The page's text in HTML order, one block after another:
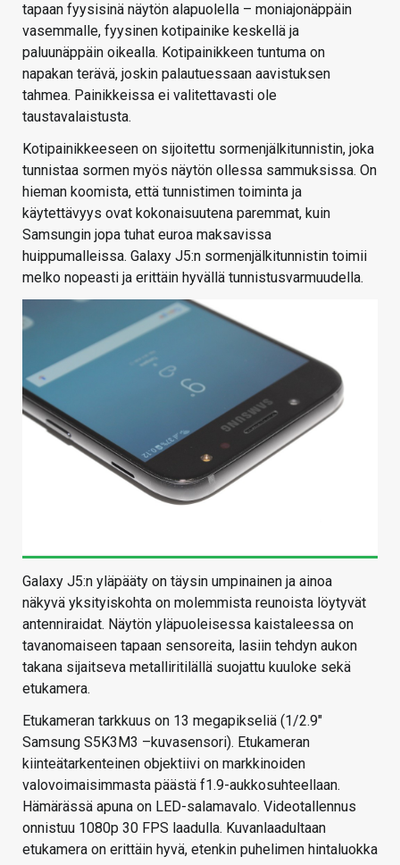
tapaan fyysisinä näytön alapuolella – moniajonäppäin
vasemmalle, fyysinen kotipainike keskellä ja
paluunäppäin oikealla. Kotipainikkeen tuntuma on
napakan terävä, joskin palautuessaan aavistuksen
tahmea. Painikkeissa ei valitettavasti ole
taustavalaistusta.
Kotipainikkeeseen on sijoitettu sormenjälkitunnistin, joka
tunnistaa sormen myös näytön ollessa sammuksissa. On
hieman koomista, että tunnistimen toiminta ja
käytettävyys ovat kokonaisuutena paremmat, kuin
Samsungin jopa tuhat euroa maksavissa
huippumalleissa. Galaxy J5:n sormenjälkitunnistin toimii
melko nopeasti ja erittäin hyvällä tunnistusvarmuudella.
Galaxy J5:n yläpääty on täysin umpinainen ja ainoa
näkyvä yksityiskohta on molemmista reunoista löytyvät
antenniraidat. Näytön yläpuoleisessa kaistaleessa on
tavanomaiseen tapaan sensoreita, lasiin tehdyn aukon
takana sijaitseva metalliritilällä suojattu kuuloke sekä
etukamera.
Etukameran tarkkuus on 13 megapikseliä (1/2.9″
Samsung S5K3M3 –kuvasensori). Etukameran
kiinteätarkenteinen objektiivi on markkinoiden
valovoimaisimmasta päästä f1.9-aukkosuhteellaan.
Hämärässä apuna on LED-salamavalo. Videotallennus
onnistuu 1080p 30 FPS laadulla. Kuvanlaadultaan
etukamera on erittäin hyvä, etenkin puhelimen hintaluokka